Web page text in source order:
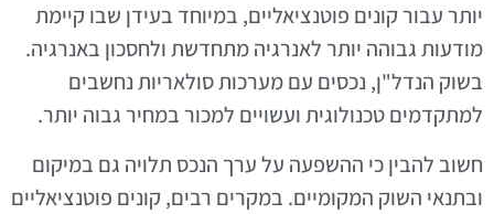
יותר עבור קונים פוטנציאליים, במיוחד בעידן שבו קיימת
מודעות גבוהה יותר לאנרגיה מתחדשת ולחסכון באנרגיה.
בשוק הנדל"ן, נכסים עם מערכות סולאריות נחשבים
למתקדמים טכנולוגית ועשויים למכור במחיר גבוה יותר.
חשוב להבין כי ההשפעה על ערך הנכס תלויה גם במיקום
ובתנאי השוק המקומיים. במקרים רבים, קונים פוטנציאליים